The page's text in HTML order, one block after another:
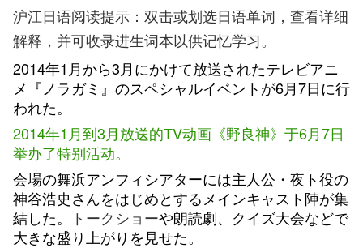
沪江日语阅读提示：双击或划选日语单词，查看详细
解释，并可收录进生词本以供记忆学习。
2014年1月から3月にかけて放送されたテレビアニ
メ『ノラガミ』のスペシャルイベントが6月7日に行
われた。
2014年1月到3月放送的TV动画《野良神》于6月7日
举办了特别活动。
会場の舞浜アンフィシアターには主人公・夜ト役の
神谷浩史さんをはじめとするメインキャスト陣が集
結した。
トークショーや朗読劇、クイズ大会などで
大きな盛り上がりを見せた。